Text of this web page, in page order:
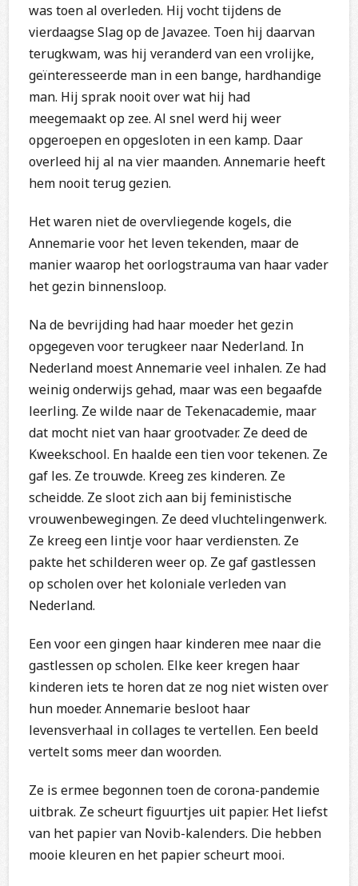
was toen al overleden. Hij vocht tijdens de
vierdaagse Slag op de Javazee. Toen hij daarvan
terugkwam, was hij veranderd van een vrolijke,
geïnteresseerde man in een bange, hardhandige
man. Hij sprak nooit over wat hij had
meegemaakt op zee. Al snel werd hij weer
opgeroepen en opgesloten in een kamp. Daar
overleed hij al na vier maanden. Annemarie heeft
hem nooit terug gezien.
Het waren niet de overvliegende kogels, die
Annemarie voor het leven tekenden, maar de
manier waarop het oorlogstrauma van haar vader
het gezin binnensloop.
Na de bevrijding had haar moeder het gezin
opgegeven voor terugkeer naar Nederland. In
Nederland moest Annemarie veel inhalen. Ze had
weinig onderwijs gehad, maar was een begaafde
leerling. Ze wilde naar de Tekenacademie, maar
dat mocht niet van haar grootvader. Ze deed de
Kweekschool. En haalde een tien voor tekenen. Ze
gaf les. Ze trouwde. Kreeg zes kinderen. Ze
scheidde. Ze sloot zich aan bij feministische
vrouwenbewegingen. Ze deed vluchtelingenwerk.
Ze kreeg een lintje voor haar verdiensten. Ze
pakte het schilderen weer op. Ze gaf gastlessen
op scholen over het koloniale verleden van
Nederland.
Een voor een gingen haar kinderen mee naar die
gastlessen op scholen. Elke keer kregen haar
kinderen iets te horen dat ze nog niet wisten over
hun moeder. Annemarie besloot haar
levensverhaal in collages te vertellen. Een beeld
vertelt soms meer dan woorden.
Ze is ermee begonnen toen de corona-pandemie
uitbrak. Ze scheurt figuurtjes uit papier. Het liefst
van het papier van Novib-kalenders. Die hebben
mooie kleuren en het papier scheurt mooi.